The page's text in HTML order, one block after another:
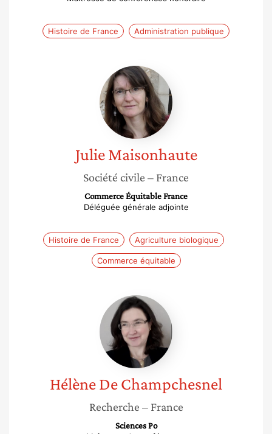
Histoire de France Administration publique
Julie
Maisonhaute
Julie Maisonhaute
Société civile – France
Commerce Équitable France
Déléguée générale adjointe
Histoire de France Agriculture biologique
Commerce équitable
Hélène
De
Champchesnel
HélèneDe Champchesnel
Recherche – France
Sciences Po